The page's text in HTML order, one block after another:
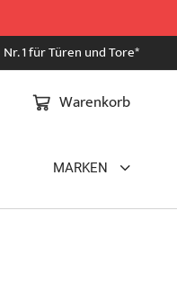
Nr. 1 für Türen und Tore*
Warenkorb
MARKEN